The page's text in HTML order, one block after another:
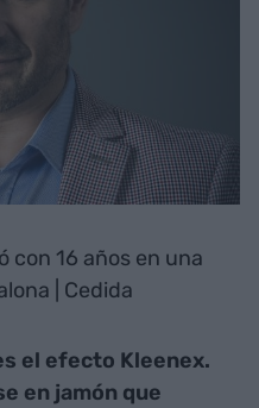
con 16 años en una
| Cedida
el efecto Kleenex.
en jamón que